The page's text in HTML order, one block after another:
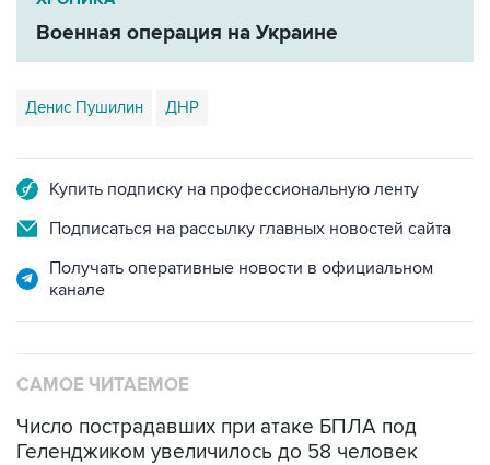
Военная операция на Украине
Денис Пушилин ДНР
Купить подписку на профессиональную ленту
Подписаться на рассылку главных новостей сайта
Получать оперативные новости в официальном
канале
САМОЕ ЧИТАЕМОЕ
Число пострадавших при атаке БПЛА под
Геленджиком увеличилось до 58 человек